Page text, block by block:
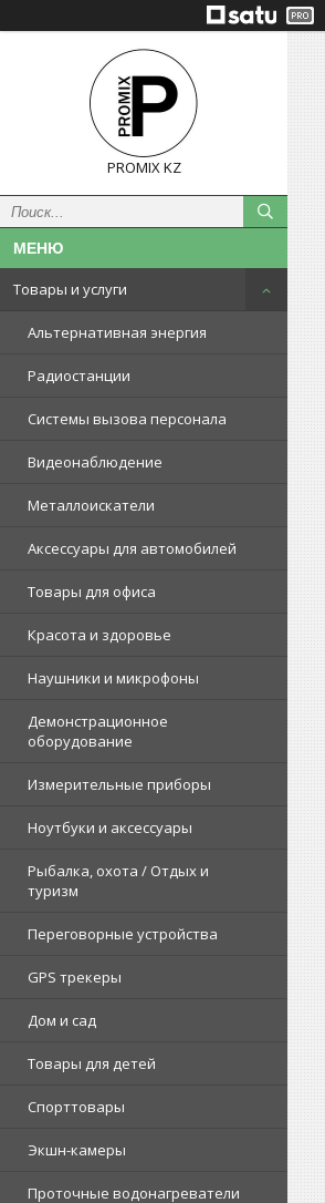
PROMIX KZ
Товары и услуги
Альтернативная энергия
Радиостанции
Системы вызова персонала
Видеонаблюдение
Металлоискатели
Аксессуары для автомобилей
Товары для офиса
Красота и здоровье
Наушники и микрофоны
Демонстрационное
оборудование
Измерительные приборы
Ноутбуки и аксессуары
Рыбалка, охота / Отдых и
туризм
Переговорные устройства
GPS трекеры
Дом и сад
Товары для детей
Спорттовары
Экшн-камеры
Проточные водонагреватели